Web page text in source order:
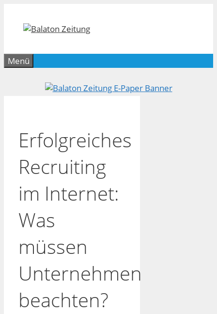
springen
Menü
Erfolgreiches
Recruiting
im Internet:
Was
müssen
Unternehmen
beachten?